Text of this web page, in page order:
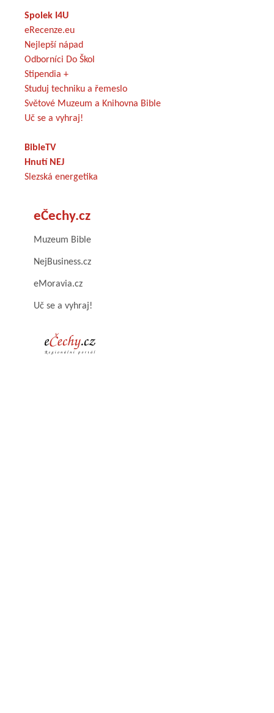
Spolek I4U
eRecenze.eu
Nejlepší nápad
Odborníci Do Škol
Stipendia +
Studuj techniku a řemeslo
Světové Muzeum a Knihovna Bible
Uč se a vyhraj!
BibleTV
Hnutí NEJ
Slezská energetika
eČechy.cz
Muzeum Bible
NejBusiness.cz
eMoravia.cz
Uč se a vyhraj!